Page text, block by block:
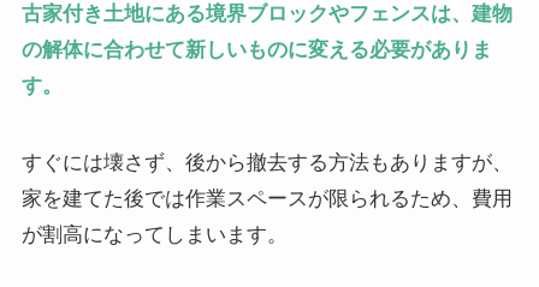
古家付き土地にある境界ブロックやフェンスは、建物
の解体に合わせて新しいものに変える必要がありま
す。
すぐには壊さず、後から撤去する方法もありますが、
家を建てた後では作業スペースが限られるため、費用
が割高になってしまいます。